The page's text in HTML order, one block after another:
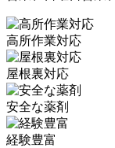
高所作業対応
屋根裏対応
安全な薬剤
経験豊富